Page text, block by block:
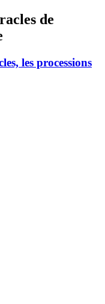
de
les processions